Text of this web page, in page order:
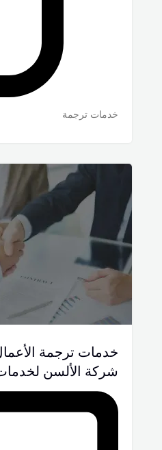
خدمات ترجمة
خدمات ترجمة
شركة الألسن